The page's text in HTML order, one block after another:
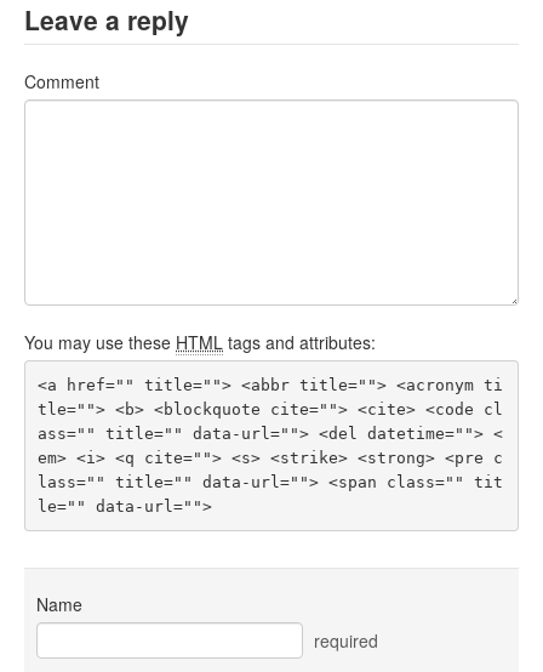
Leave a reply
Comment
You may use these HTML tags and attributes:
<a href="" title=""> <abbr title=""> <acronym ti
tle=""> <b> <blockquote cite=""> <cite> <code cl
ass="" title="" data-url=""> <del datetime=""> <
em> <i> <q cite=""> <s> <strike> <strong> <pre c
lass="" title="" data-url=""> <span class="" tit
le="" data-url="">
Name
required